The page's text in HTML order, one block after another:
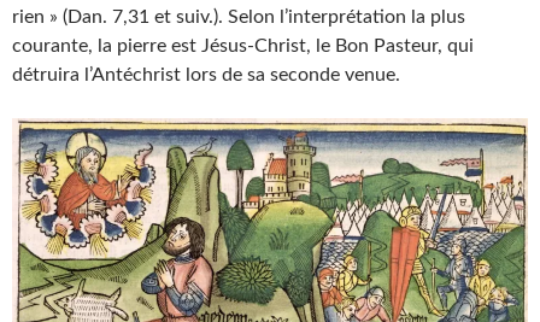
rien » (Dan. 7,31 et suiv.). Selon l’interprétation la plus
courante, la pierre est Jésus-Christ, le Bon Pasteur, qui
détruira l’Antéchrist lors de sa seconde venue.